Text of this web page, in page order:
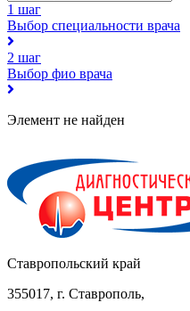
1 шаг
Выбор специальности врача
2 шаг
Выбор фио врача
Элемент не найден
Ставропольский край
355017, г. Ставрополь,